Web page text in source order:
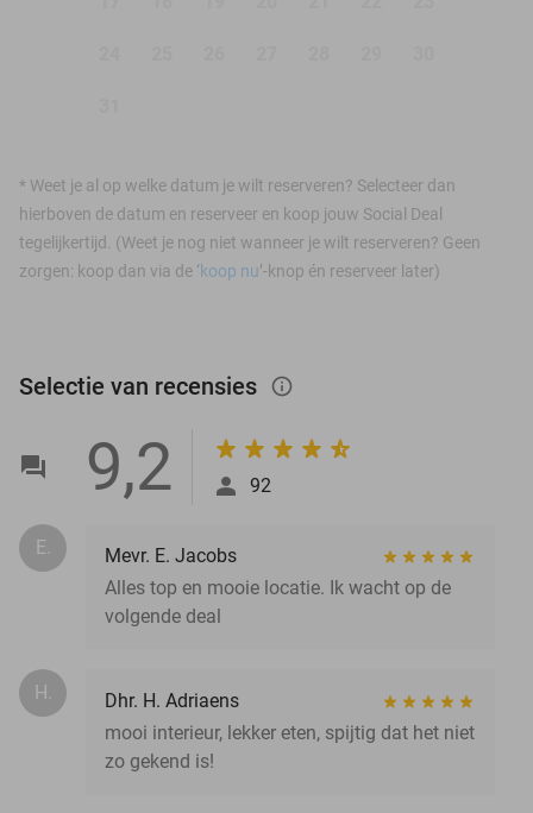
* Weet je al op welke datum je wilt reserveren? Selecteer dan
hierboven de datum en reserveer en koop jouw Social Deal
tegelijkertijd. (Weet je nog niet wanneer je wilt reserveren? Geen
zorgen: koop dan via de ‘koop nu’-knop én reserveer later)
Selectie van recensies info_outlined
9,2 92
E.
Mevr. E. Jacobs
Alles top en mooie locatie. Ik wacht op de
volgende deal
H.
Dhr. H. Adriaens
mooi interieur, lekker eten, spijtig dat het niet
zo gekend is!